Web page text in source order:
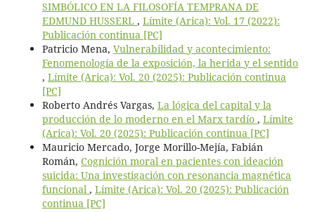
SIMBÓLICO EN LA FILOSOFÍA TEMPRANA DE
EDMUND HUSSERL , Límite (Arica): Vol. 17 (2022):
Publicación continua [PC]
Patricio Mena, Vulnerabilidad y acontecimiento:
Fenomenología de la exposición, la herida y el sentido
, Límite (Arica): Vol. 20 (2025): Publicación continua
[PC]
Roberto Andrés Vargas, La lógica del capital y la
producción de lo moderno en el Marx tardío , Límite
(Arica): Vol. 20 (2025): Publicación continua [PC]
Mauricio Mercado, Jorge Morillo-Mejía, Fabián
Román, Cognición moral en pacientes con ideación
suicida: Una investigación con resonancia magnética
funcional , Límite (Arica): Vol. 20 (2025): Publicación
continua [PC]